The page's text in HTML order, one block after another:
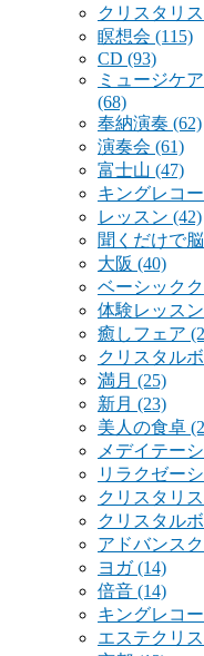
クリスタリス
瞑想会 (115)
CD (93)
ミュージケ
(68)
奉納演奏 (62)
演奏会 (61)
富士山 (47)
キングレコ
レッスン (42)
聞くだけで
大阪 (40)
ベーシック
体験レッスン
癒しフェア
クリスタル
満月 (25)
新月 (23)
美人の食卓
メデイテー
リラクゼー
クリスタリ
クリスタル
アドバンス
ヨガ(14)
倍音 (14)
キングレコ
エステクリ